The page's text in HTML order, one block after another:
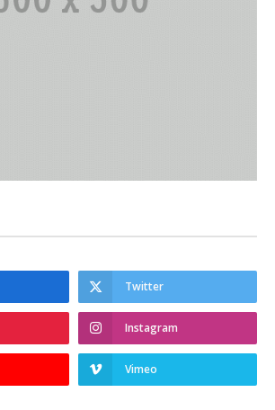
Twitter
Instagram
Vimeo